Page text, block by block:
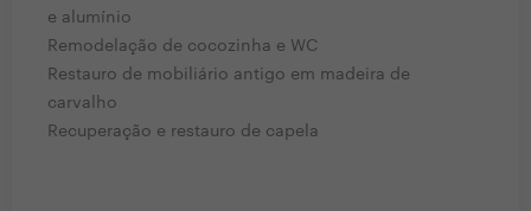
e alumínio
Remodelação de cocozinha e WC
Restauro de mobiliário antigo em madeira de
carvalho
Recuperação e restauro de capela